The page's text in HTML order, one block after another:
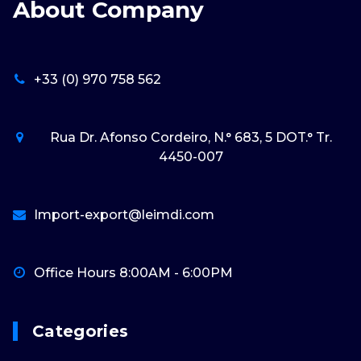
About Company
+33 (0) 970 758 562
Rua Dr. Afonso Cordeiro, N.° 683, 5 DOT.° Tr.
4450-007
Import-export@leimdi.com
Office Hours 8:00AM - 6:00PM
Categories